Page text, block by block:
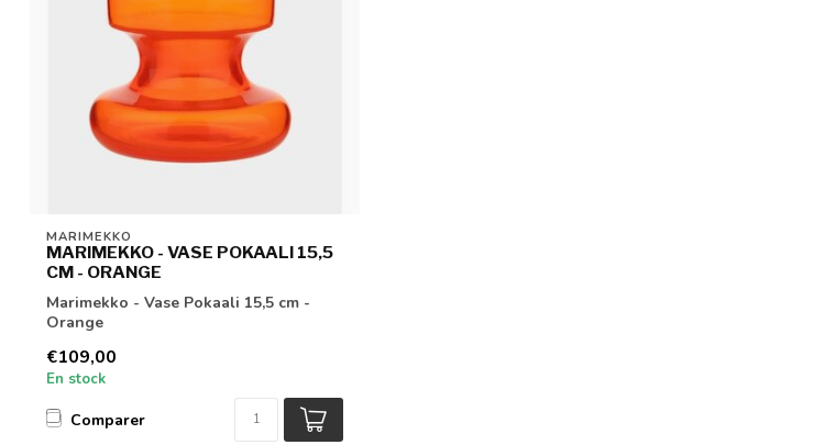
MARIMEKKO
MARIMEKKO - VASE POKAALI 15,5
CM - ORANGE
Marimekko - Vase Pokaali 15,5 cm -
Orange
€109,00
En stock
Comparer